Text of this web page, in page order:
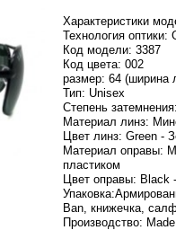
Характеристики
Технология оптики:
Код модели: 3387
Код цвета: 002
размер: 64 (ширина
Тип: Unisex
Степень
Материал линз:
Цвет линз: Green -
Материал оправы:
пластиком
Цвет оправы: Black
Ban, книжечка,
Производство: